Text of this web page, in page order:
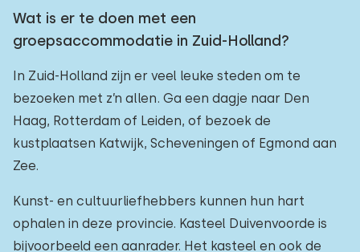
Wat is er te doen met een
groepsaccommodatie in Zuid-Holland?
In Zuid-Holland zijn er veel leuke steden om te
bezoeken met z’n allen. Ga een dagje naar Den
Haag, Rotterdam of Leiden, of bezoek de
kustplaatsen Katwijk, Scheveningen of Egmond aan
Zee.
Kunst- en cultuurliefhebbers kunnen hun hart
ophalen in deze provincie. Kasteel Duivenvoorde is
bijvoorbeeld een aanrader. Het kasteel en ook de